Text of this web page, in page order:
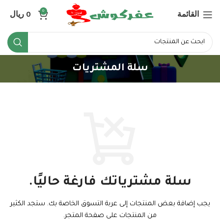
القائمة 0
0ريال
سلة المشتريات
سلة مشترياتك فارغة حاليًا.
يجب إضافة بعض المنتجات إلى عربة التسوق الخاصة بك. ستجد الكثير
من المنتجات على صفحة المتجر.